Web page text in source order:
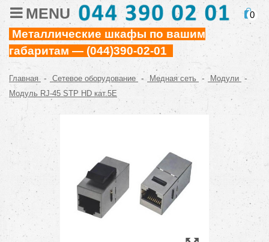
MENU 0
Металлические шкафы по вашим
габаритам — (044)390-02-01
Главная - Сетевое оборудование - Медная сеть - Модули -
Модуль RJ-45 STP HD кат.5E